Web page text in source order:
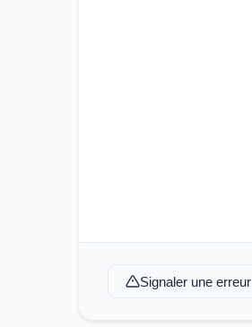
Signaler une erreur